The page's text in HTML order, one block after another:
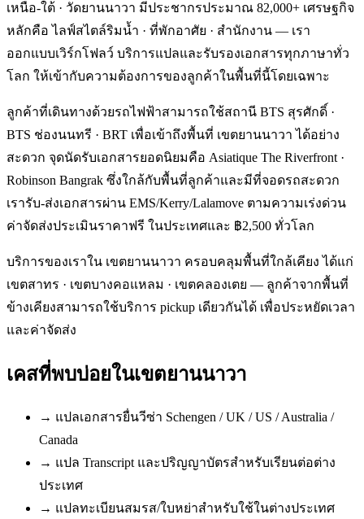
เหนือ-ใต้ · วัดยานนาวา มีประชากรประมาณ 82,000+ เศรษฐกิจ
หลักคือ ไลฟ์สไตล์ริมน้ำ · ที่พักอาศัย · สำนักงาน — เรา
ออกแบบเวิร์กโฟลว์ บริการแปลและรับรองเอกสารทุกภาษาทั่ว
โลก ให้เข้ากับความต้องการของลูกค้าในพื้นที่นี้โดยเฉพาะ
ลูกค้าที่เดินทางด้วยรถไฟฟ้าสามารถใช้สถานี BTS สุรศักดิ์ ·
BTS ช่องนนทรี · BRT เพื่อเข้าถึงพื้นที่ เขตยานนาวา ได้อย่าง
สะดวก จุดนัดรับเอกสารยอดนิยมคือ Asiatique The Riverfront ·
Robinson Bangrak ซึ่งใกล้กับพื้นที่ลูกค้าและมีที่จอดรถสะดวก
เรารับ-ส่งเอกสารผ่าน EMS/Kerry/Lalamove ตามความเร่งด่วน
ค่าจัดส่งประเมินราคาฟรี ในประเทศและ ฿2,500 ทั่วโลก
บริการของเราใน เขตยานนาวา ครอบคลุมพื้นที่ใกล้เคียง ได้แก่
เขตสาทร · เขตบางคอแหลม · เขตคลองเตย — ลูกค้าจากพื้นที่
ข้างเคียงสามารถใช้บริการ pickup เดียวกันได้ เพื่อประหยัดเวลา
และค่าจัดส่ง
เคสที่พบบ่อยในเขตยานนาวา
→ แปลเอกสารยื่นวีซ่า Schengen / UK / US / Australia /
Canada
→ แปล Transcript และปริญญาบัตรสำหรับเรียนต่อต่าง
ประเทศ
→ แปลทะเบียนสมรส/ใบหย่าสำหรับใช้ในต่างประเทศ